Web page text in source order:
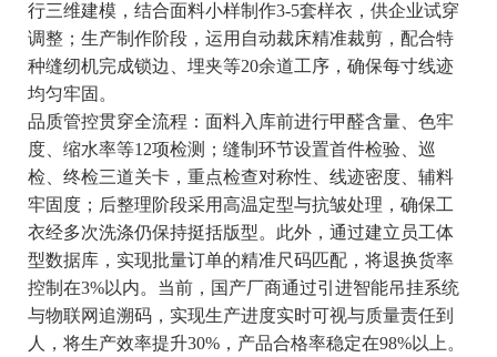
行三维建模，结合面料小样制作3-5套样衣，供企业试穿
调整；生产制作阶段，运用自动裁床精准裁剪，配合特
种缝纫机完成锁边、埋夹等20余道工序，确保每寸线迹
均匀牢固。
品质管控贯穿全流程：面料入库前进行甲醛含量、色牢
度、缩水率等12项检测；缝制环节设置首件检验、巡
检、终检三道关卡，重点检查对称性、线迹密度、辅料
牢固度；后整理阶段采用高温定型与抗皱处理，确保工
衣经多次洗涤仍保持挺括版型。此外，通过建立员工体
型数据库，实现批量订单的精准尺码匹配，将退换货率
控制在3%以内。当前，国产厂商通过引进智能吊挂系统
与物联网追溯码，实现生产进度实时可视与质量责任到
人，将生产效率提升30%，产品合格率稳定在98%以上。